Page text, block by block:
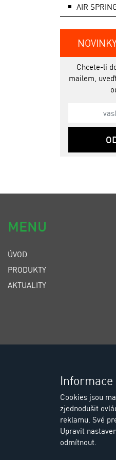
AIR
Chcete-li
mailem,
MENU
ÚVOD
PRODUKTY
AKTUALITY
Cookies jsou
zjednodušit
reklamu. Své
Upravit
odmítnout.